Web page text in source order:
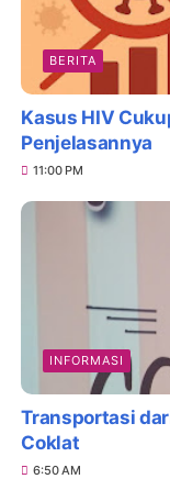
BERITA
Kasus HIV
Penjelasannya
11:00 PM
INFORMASI
Transportasi
Coklat
6:50 AM